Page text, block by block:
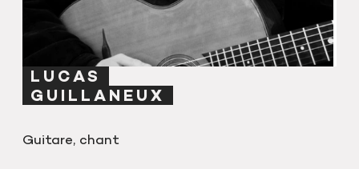
LUCAS
GUILLANEUX
Guitare, chant